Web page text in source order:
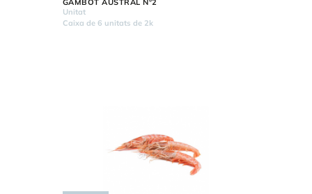
GAMBOT AUSTRAL Nº2
Unitat
Caixa de 6 unitats de 2k